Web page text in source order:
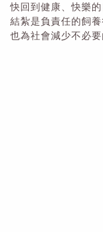
快回到健康、快樂的
結紮是負責任的飼
也為社會減少不必要